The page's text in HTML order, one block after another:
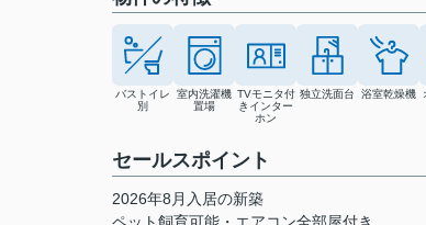
バストイレ
別
室内洗濯機
置場
TVモニタ付
きインター
ホン
独立洗面台 浴室乾燥機
セールスポイント
2026年8月入居の新築